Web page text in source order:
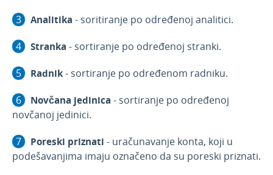
Analitika - soritiranje po određenoj analitici.
Stranka - sortiranje po određenoj stranki.
Radnik- sortiranje po određenom radniku.
Novčana jedinica - sortiranje po određenoj
novčanoj jedinici.
Poreski priznati - uračunavanje konta, koji u
podešavanjima imaju označeno da su poreski priznati.